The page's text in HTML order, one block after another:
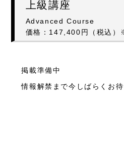
上級講座
Advanced Course
価格：147,400円（税込）
掲載準備中
情報解禁まで今しばらくお待